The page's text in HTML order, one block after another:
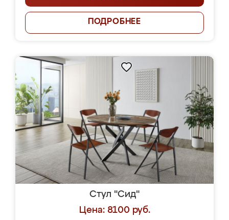
ПОДРОБНЕЕ
Стул "Сид"
Цена: 8100 руб.